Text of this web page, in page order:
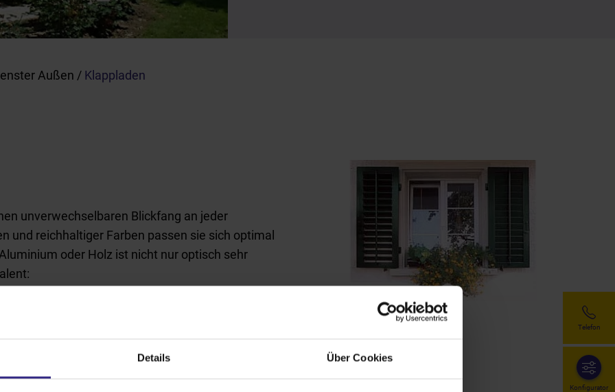
Details Über Cookies
Außen / Klappladen
unverwechselbaren Blickfang an jeder
und reichhaltiger Farben passen sie sich optimal
oder Holz ist nicht nur optisch sehr
er Schutz vor neugierigen Blicken und
Kurbel oder Motor.
Telefon
Konfigurator